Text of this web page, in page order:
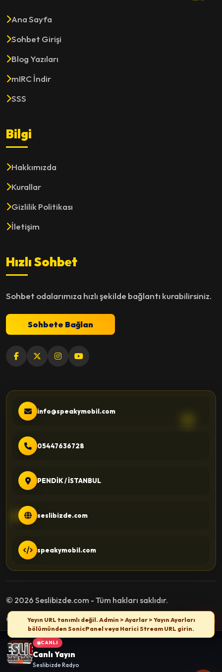
Ana Sayfa
Sohbet Girişi
Blog Yazıları
mIRC İndir
SSS
Bilgi
Hakkımızda
Kurallar
Gizlilik Politikası
İletişim
Hızlı Sohbet
Sohbet odalarımıza hızlı şekilde bağlantı kurabilirsiniz.
Sohbete Bağlan
info@speakymobil.com
05447636728
PENDİK / İSTANBUL
seslibizde.com
speakymobil.com
© 2026 Seslibizde.com - Tüm hakları saklıdır.
Gizlilik PolitikasıKullanım Şartlarıİletişim
CANLI
Canlı Yayın
Seslibizde Radyo
Yayın URL tanımlı değil. Admin > Ayarlar > Yayın Ayarları
bölümünden SonicPanel veya Harici Stream URL girin.